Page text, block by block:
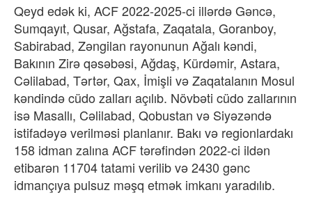
Qeyd edək ki, ACF 2022-2025-ci illərdə Gəncə,
Sumqayıt, Qusar, Ağstafa, Zaqatala, Goranboy,
Sabirabad, Zəngilan rayonunun Ağalı kəndi,
Bakının Zirə qəsəbəsi, Ağdaş, Kürdəmir, Astara,
Cəlilabad, Tərtər, Qax, İmişli və Zaqatalanın Mosul
kəndində cüdo zalları açılıb. Növbəti cüdo zallarının
isə Masallı, Cəlilabad, Qobustan və Siyəzəndə
istifadəyə verilməsi planlanır. Bakı və regionlardakı
158 idman zalına ACF tərəfindən 2022-ci ildən
etibarən 11704 tatami verilib və 2430 gənc
idmançıya pulsuz məşq etmək imkanı yaradılıb.